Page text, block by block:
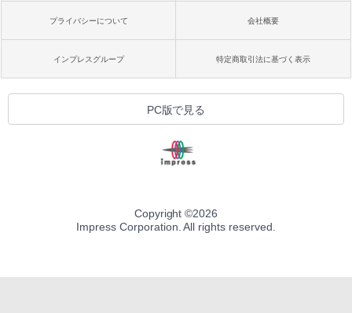
プライバシーについて 会社概要
インプレスグループ 特定商取引法に基づく表示
PC版で見る
Copyright ©2026
Impress Corporation. All rights reserved.